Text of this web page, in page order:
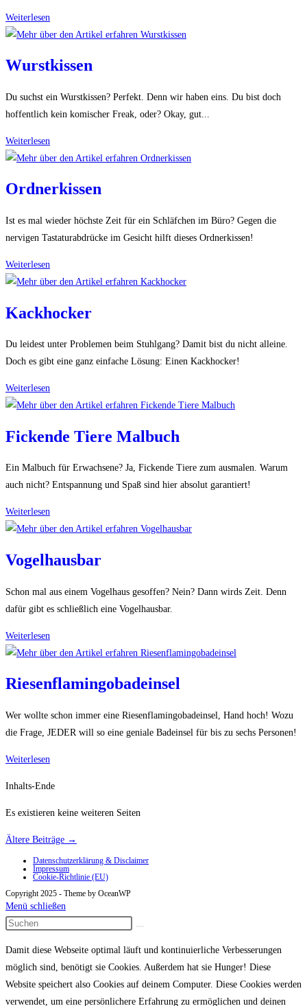
Weiterlesen
Loungesessel
Wurstkissen
Du suchst ein Wurstkissen? Perfekt. Denn wir haben eins. Du bist doch
hoffentlich kein komischer Freak, oder? Okay, gut...
Weiterlesen
Ordnerkissen
Ist es mal wieder höchste Zeit für ein Schläfchen im Büro? Gegen die
nervigen Tastaturabdrücke im Gesicht hilft dieses Ordnerkissen!
Weiterlesen
Kackhocker
Du leidest unter Problemen beim Stuhlgang? Damit bist du nicht alleine.
Doch es gibt eine ganz einfache Lösung: Einen Kackhocker!
Weiterlesen
Fickende Tiere Malbuch
Ein Malbuch für Erwachsene? Ja, Fickende Tiere zum ausmalen. Warum
auch nicht? Entspannung und Spaß sind hier absolut garantiert!
Weiterlesen
Tiere
Vogelhausbar
Schon mal aus einem Vogelhaus gesoffen? Nein? Dann wirds Zeit. Denn
dafür gibt es schließlich eine Vogelhausbar.
Weiterlesen
Riesenflamingobadeinsel
Wer wollte schon immer eine Riesenflamingobadeinsel, Hand hoch! Wozu
die Frage, JEDER will so eine geniale Badeinsel für bis zu sechs Personen!
Weiterlesen
Inhalts-Ende
Es existieren keine weiteren Seiten
Ältere Beiträge →
Datenschutzerklärung & Disclaimer
Impressum
Cookie-Richtlinie (EU)
Copyright 2025 - Theme by OceanWP
Menü schließen
Damit diese Webseite optimal läuft und kontinuierliche Verbesserungen
möglich sind, benötigt sie Cookies. Außerdem hat sie Hunger! Diese
Website speichert also Cookies auf deinem Computer. Diese Cookies werden
verwendet, um eine persönlichere Erfahrung zu ermöglichen und deinen